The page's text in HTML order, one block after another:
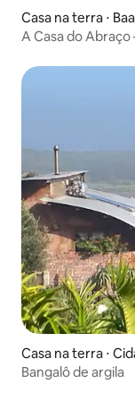
Casa na terra ⋅
A Casa do
Casa na terra ⋅
Bangalô de argila